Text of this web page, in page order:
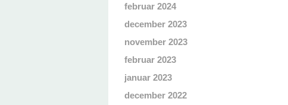
februar 2024
december 2023
november 2023
februar 2023
januar 2023
december 2022